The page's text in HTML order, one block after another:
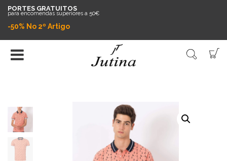
PORTES GRATUITOS
para encomendas superiores a 50€
-50% No 2º Artigo